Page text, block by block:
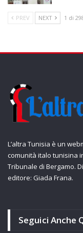
PREV NEXT 1 di
L’altra Tunisia è un
comunità italo tunisina
Tribunale di Bergamo.
editore: Giada Frana.
Seguici Anche